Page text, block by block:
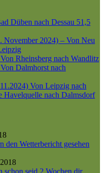
Düben nach Dessau 51,5
November 2024) – Von Neu
Rheinsberg nach Wandlitz
Dalmhorst nach
Von Leipzig nach
Havelquelle nach Dalmsdorf
Wetterbericht gesehen
seid 2 Wochen dir